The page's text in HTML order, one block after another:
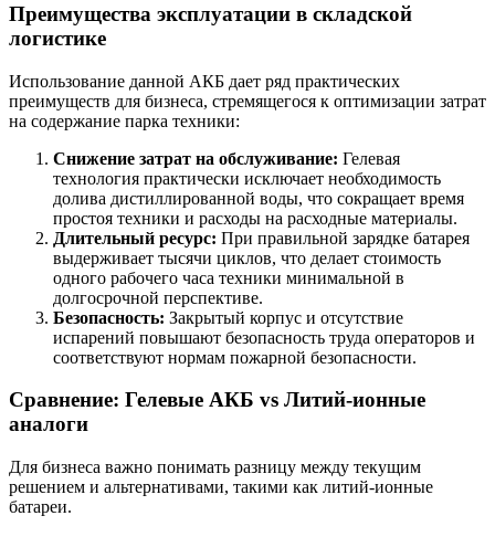
Преимущества эксплуатации в складской
логистике
Использование данной АКБ дает ряд практических
преимуществ для бизнеса, стремящегося к оптимизации затрат
на содержание парка техники:
Снижение затрат на обслуживание: Гелевая
технология практически исключает необходимость
долива дистиллированной воды, что сокращает время
простоя техники и расходы на расходные материалы.
Длительный ресурс: При правильной зарядке батарея
выдерживает тысячи циклов, что делает стоимость
одного рабочего часа техники минимальной в
долгосрочной перспективе.
Безопасность: Закрытый корпус и отсутствие
испарений повышают безопасность труда операторов и
соответствуют нормам пожарной безопасности.
Сравнение: Гелевые АКБ vs Литий-ионные
аналоги
Для бизнеса важно понимать разницу между текущим
решением и альтернативами, такими как литий-ионные
батареи.